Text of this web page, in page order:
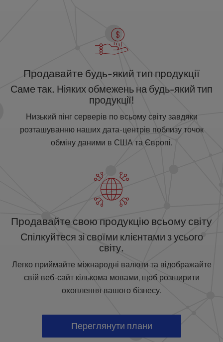
Продавайте будь-який тип продукції
Саме так. Ніяких обмежень на будь-який тип
продукції!
Низький пінг серверів по всьому світу завдяки
розташуванню наших дата-центрів поблизу точок
обміну даними в США та Європі.
Продавайте свою продукцію всьому світу
Спілкуйтеся зі своїми клієнтами з усього
світу.
Легко приймайте міжнародні валюти та відображайте
свій веб-сайт кількома мовами, щоб розширити
охоплення вашого бізнесу.
Переглянути плани